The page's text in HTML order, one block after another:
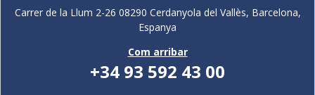
Carrer de la Llum 2-26 08290 Cerdanyola del Vallès, Barcelona,
Espanya
Com arribar
+34 93 592 43 00